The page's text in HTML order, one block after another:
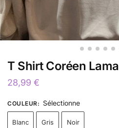
T Shirt Coréen Lama
28,99 €
COULEUR: Sélectionne
Blanc Gris Noir